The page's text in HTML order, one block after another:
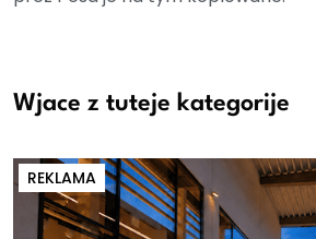
Wjace z tuteje kategorije
REKLAMA